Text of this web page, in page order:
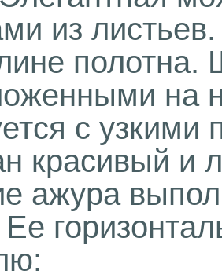
из
полотна.
на
с узкими
красивый и
ажура